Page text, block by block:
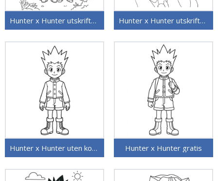
Hunter x Hunter utskriftbar Hunter x Hunter utskriftbar for barn
Hunter x Hunter uten kostnad Hunter x Hunter gratis